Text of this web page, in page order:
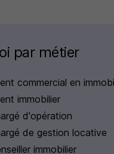
par métier
commercial en
immobilier
d'opération
de gestion locative
immobilier